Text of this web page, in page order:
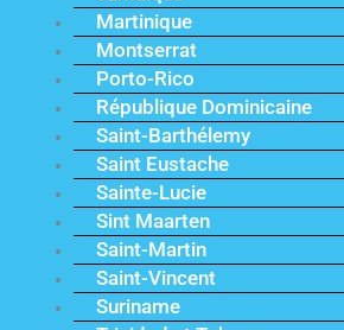
Martinique
Montserrat
Porto-Rico
République Dominicaine
Saint-Barthélemy
Saint Eustache
Sainte-Lucie
Sint Maarten
Saint-Martin
Saint-Vincent
Suriname